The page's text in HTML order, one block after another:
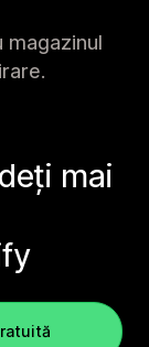
magazinul
mai